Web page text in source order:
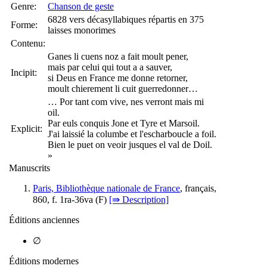
Genre:
Chanson de geste
Forme:
6828 vers décasyllabiques répartis en 375
laisses monorimes
Contenu:
Incipit:
Ganes li cuens noz a fait moult pener,
mais par celui qui tout a a sauver,
si Deus en France me donne retorner,
moult chierement li cuit guerredonner…
Explicit:
… Por tant com vive, nes verront mais mi
oil.
Par euls conquis Jone et Tyre et Marsoil.
J'ai laissié la columbe et l'escharboucle a foil.
Bien le puet on veoir jusques el val de Doil.
»
Manuscrits
Paris, Bibliothèque nationale de France, français,
860, f. 1ra-36va (F) [⇛ Description]
Éditions anciennes
∅
Éditions modernes